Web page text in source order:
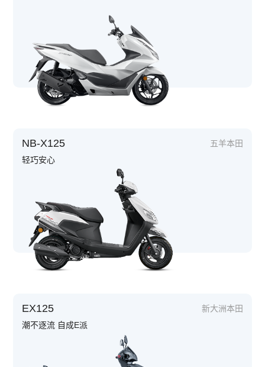
NB-X125
五羊本田
轻巧安心
EX125
新大洲本田
潮不逐流 自成E派